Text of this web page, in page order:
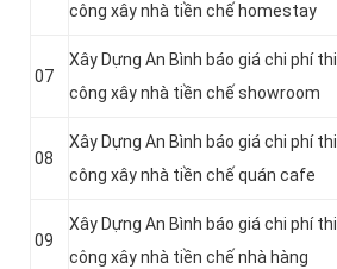
công xây nhà tiền chế homestay
07
Xây Dựng An Bình báo giá chi phí thi
công xây nhà tiền chế showroom
08
Xây Dựng An Bình báo giá chi phí thi
công xây nhà tiền chế quán cafe
09
Xây Dựng An Bình báo giá chi phí thi
công xây nhà tiền chế nhà hàng